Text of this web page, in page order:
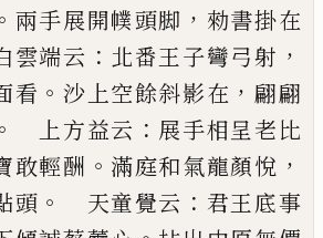
。 兩手展開幞頭脚 ， 勑書掛在
雲端云 ： 北番王子彎弓射 ，
看 。 沙上空餘斜影在 ， 翩翩
。 上方益云 ： 展手相呈老比
敢輕酬 。 滿庭和氣龍顏悅 ，
頭 。 天童覺云 ： 君王底事